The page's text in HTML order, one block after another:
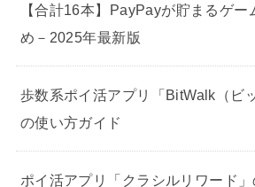
【合計16本】PayPayが貯まるゲー
め－2025年最新版
歩数系ポイ活アプリ「BitWalk（ビ
の使い方ガイド
ポイ活アプリ「クラシルリワード